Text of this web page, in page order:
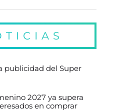
publicidad del Super
2027 ya supera
en comprar